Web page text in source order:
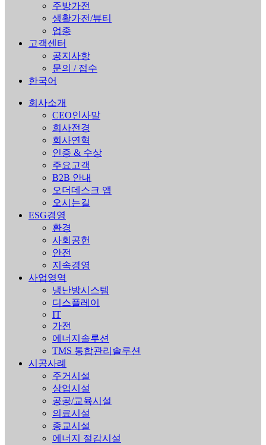
주방가전
생활가전/뷰티
업종
고객센터
공지사항
문의 / 접수
한국어
회사소개
CEO인사말
회사전경
회사연혁
인증 & 수상
주요고객
B2B 안내
오더데스크 앱
오시는길
ESG경영
환경
사회공헌
안전
지속경영
사업영역
냉난방시스템
디스플레이
IT
가전
에너지솔루션
TMS 통합관리솔루션
시공사례
주거시설
상업시설
공공/교육시설
의료시설
종교시설
에너지 절감시설